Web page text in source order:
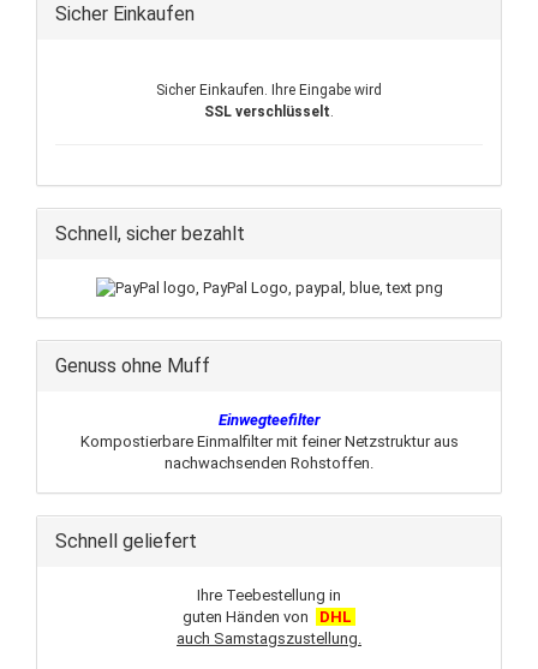
Sicher Einkaufen
Sicher Einkaufen. Ihre Eingabe wird
SSL verschlüsselt.
Schnell, sicher bezahlt
Genuss ohne Muff
Einwegteefilter
Kompostierbare Einmalfilter mit feiner Netzstruktur aus
nachwachsenden Rohstoffen.
Schnell geliefert
Ihre Teebestellung in
guten Händen von
DHL
auch Samstagszustellung.